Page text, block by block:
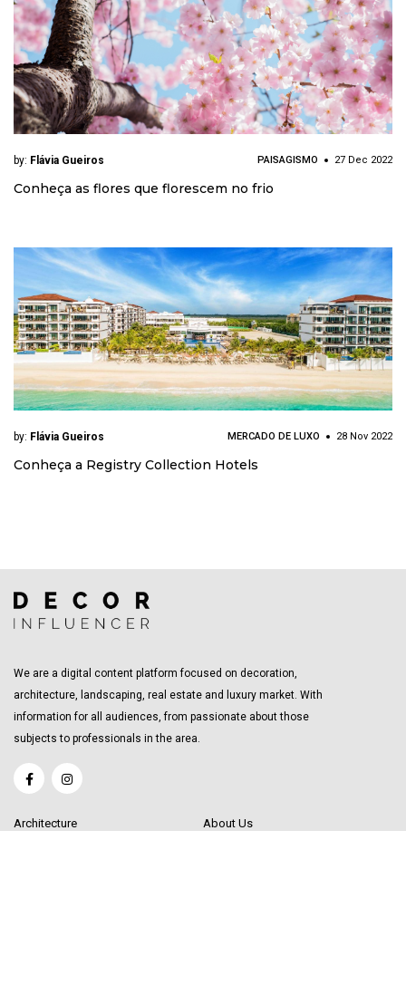
by: Flávia Gueiros PAISAGISMO 27 Dec 2022
Conheça as flores que florescem no frio
by: Flávia Gueiros MERCADO DE LUXO 28 Nov 2022
Conheça a Registry Collection Hotels
We are a digital content platform focused on decoration,
architecture, landscaping, real estate and luxury market. With
information for all audiences, from passionate about those
subjects to professionals in the area.
Architecture About Us